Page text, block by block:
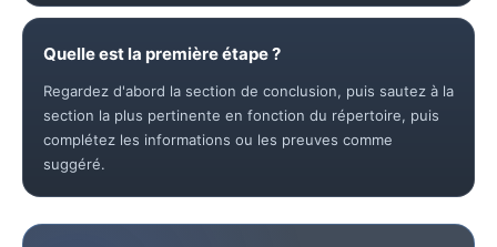
Quelle est la première étape ?
Regardez d'abord la section de conclusion, puis sautez à la
section la plus pertinente en fonction du répertoire, puis
complétez les informations ou les preuves comme
suggéré.